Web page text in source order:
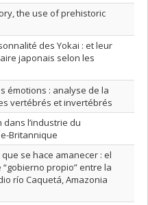
the use of prehistoric
des Yokai : et leur
japonais selon les
émotions : analyse de la
vertébrés et invertébrés
dans l’industrie du
Britannique
se hace amanecer : el
propio” entre la
río Caquetá, Amazonia